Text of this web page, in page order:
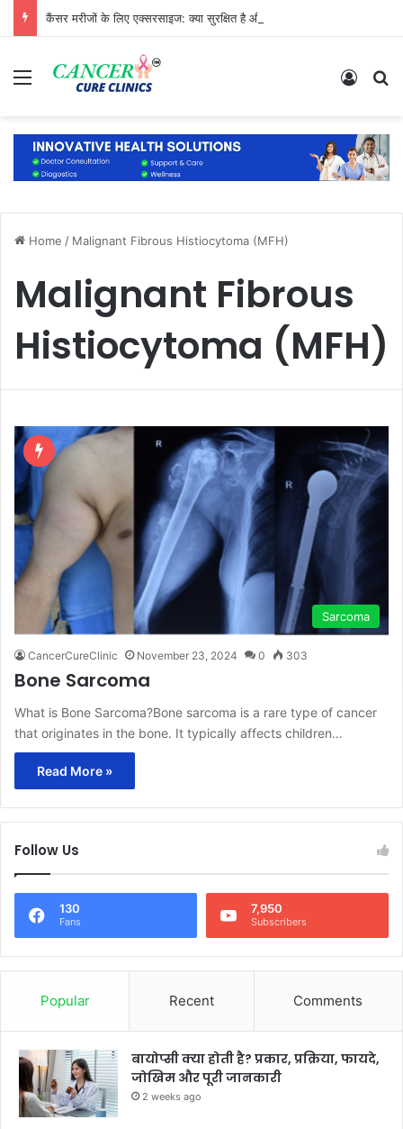
कैंसर मरीजों के लिए एक्सरसाइज: क्या सुरक्षित है और क्या नहीं?
Menu Log In
Home / Malignant Fibrous Histiocytoma (MFH)
Malignant Fibrous
Histiocytoma (MFH)
Sarcoma
CancerCureClinic November 23, 2024 0 303
Bone Sarcoma
What is Bone Sarcoma?Bone sarcoma is a rare type of cancer
that originates in the bone. It typically affects children…
Read More »
Follow Us
130
Fans
7,950
Subscribers
Popular Recent Comments
बायोप्सी क्या होती है? प्रकार, प्रक्रिया, फायदे,
जोखिम और पूरी जानकारी
2 weeks ago